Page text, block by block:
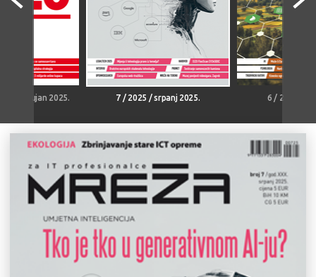
rujan 2025. 7 / 2025 / srpanj 2025. 6 / 2025 /